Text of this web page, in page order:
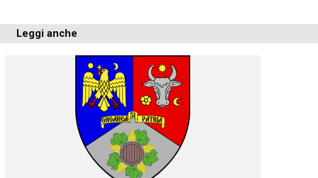
Leggi anche